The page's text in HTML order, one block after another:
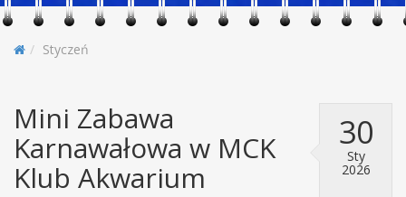
Styczeń
30
Sty
2026
Mini Zabawa
Karnawałowa w MCK
Klub Akwarium